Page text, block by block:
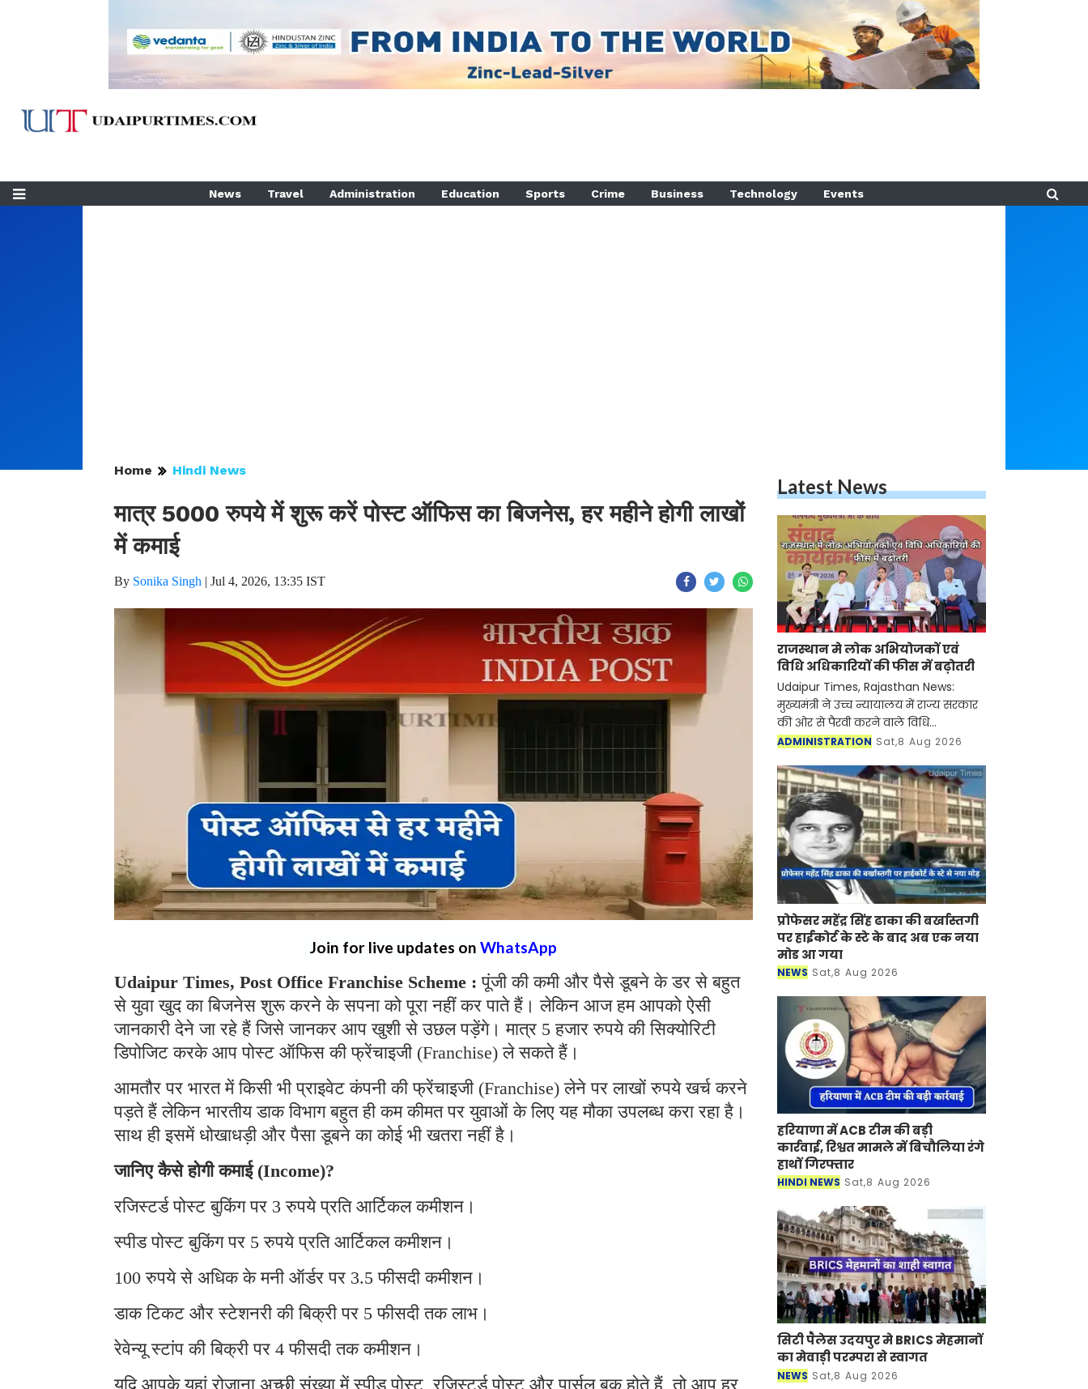
News Travel Administration Education Sports Crime Business Technology Events
Home Hindi News
मात्र 5000 रुपये में शुरू करें पोस्ट ऑफिस का बिजनेस, हर महीने होगी लाखों
में कमाई
By Sonika Singh | Jul 4, 2026, 13:35 IST
Join for live updates on WhatsApp
Udaipur Times, Post Office Franchise Scheme :पूंजी की कमी और पैसे डूबने के डर से बहुत
से युवा खुद का बिजनेस शुरू करने के सपना को पूरा नहीं कर पाते हैं। लेकिन आज हम आपको ऐसी
जानकारी देने जा रहे हैं जिसे जानकर आप खुशी से उछल पड़ेंगे। मात्र 5 हजार रुपये की सिक्योरिटी
डिपोजिट करके आप पोस्ट ऑफिस की फ्रेंचाइजी (Franchise) ले सकते हैं।
आमतौर पर भारत में किसी भी प्राइवेट कंपनी की फ्रेंचाइजी (Franchise) लेने पर लाखों रुपये खर्च करने
पड़ते हैं लेकिन भारतीय डाक विभाग बहुत ही कम कीमत पर युवाओं के लिए यह मौका उपलब्ध करा रहा है।
साथ ही इसमें धोखाधड़ी और पैसा डूबने का कोई भी खतरा नहीं है।
जानिए कैसे होगी कमाई (Income)?
रजिस्टर्ड पोस्ट बुकिंग पर 3 रुपये प्रति आर्टिकल कमीशन।
स्पीड पोस्ट बुकिंग पर 5 रुपये प्रति आर्टिकल कमीशन।
100 रुपये से अधिक के मनी ऑर्डर पर 3.5 फीसदी कमीशन।
डाक टिकट और स्टेशनरी की बिक्री पर 5 फीसदी तक लाभ।
रेवेन्यू स्टांप की बिक्री पर 4 फीसदी तक कमीशन।
यदि आपके यहां रोजाना अच्छी संख्या में स्पीड पोस्ट, रजिस्टर्ड पोस्ट और पार्सल बुक होते हैं, तो आप हर
Latest News
राजस्थान मे लोक अभियोजकों एवं
विधि अधिकारियों की फीस में बढ़ोतरी
Udaipur Times, Rajasthan News:
मुख्यमंत्री ने उच्च न्यायालय में राज्य सरकार
की ओर से पैरवी करने वाले विधि
अधिकारियों की रिटेनरशिप और एपीयरेंस
ही उनकी ड्राफ्टिंग ए
ADMINISTRATION Sat,8 Aug 2026
प्रोफेसर महेंद्र सिंह ढाका की बर्खास्तगी
पर हाईकोर्ट के स्टे के बाद अब एक नया
मोड आ गया
NEWS Sat,8 Aug 2026
हरियाणा में ACB टीम की बड़ी
कार्रवाई, रिश्वत मामले में बिचौलिया रंगे
हाथों गिरफ्तार
HINDI NEWS Sat,8 Aug 2026
सिटी पैलेस उदयपुर मे BRICS मेहमानों
का मेवाड़ी परम्परा से स्वागत
NEWS Sat,8 Aug 2026